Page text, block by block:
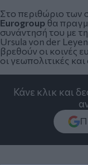
Στο περιθώριο των
Eurogroup θα
συνάντησή του με
Ursula von der
βρεθούν οι κοινές
οι γεωπολιτικές
Κάνε κλικ και